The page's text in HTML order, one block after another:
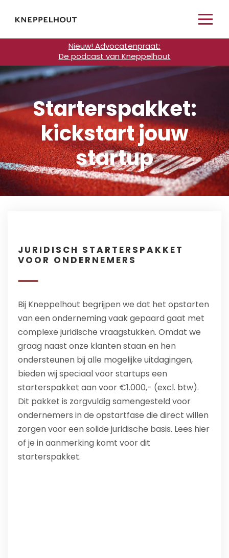
Nieuw! Advocatenpraat:
De podcast van Kneppelhout
Starterspakket:
kickstart jouw
startup
JURIDISCH STARTERSPAKKET
VOOR ONDERNEMERS
Bij Kneppelhout begrijpen we dat het opstarten
van een onderneming vaak gepaard gaat met
complexe juridische vraagstukken. Omdat we
graag naast onze klanten staan en hen
ondersteunen bij alle mogelijke uitdagingen,
bieden wij speciaal voor startups een
starterspakket aan voor €1.000,- (excl. btw).
Dit pakket is zorgvuldig samengesteld voor
ondernemers in de opstartfase die direct willen
zorgen voor een solide juridische basis. Lees hier
of je in aanmerking komt voor dit
starterspakket.